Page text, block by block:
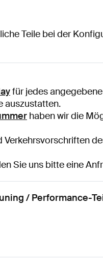
Teile bei der
für jedes
auszustatten.
haben wir die
Sie uns bitte eine
/ Performance-